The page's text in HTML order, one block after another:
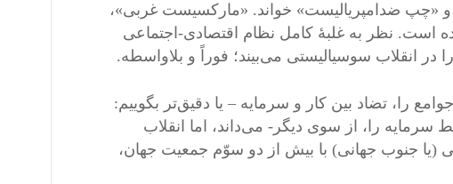
«چپ ضدامپریالیست» خواند. «مارکسیست غربی»،
است. نظر به غلبۀ کامل نظام اقتصادی-اجتماعی
انقلاب سوسیالیستی می‌بیند؛ فوراً و بلاواسطه.
را، تضاد بین کار و سرمایه – یا دقیق‌تر بگوییم:
را، از سوی دیگر- می‌داند، اما انقلاب
(یا جنوب جهانی) با بیش از دو سوّم جمعیت جهان،